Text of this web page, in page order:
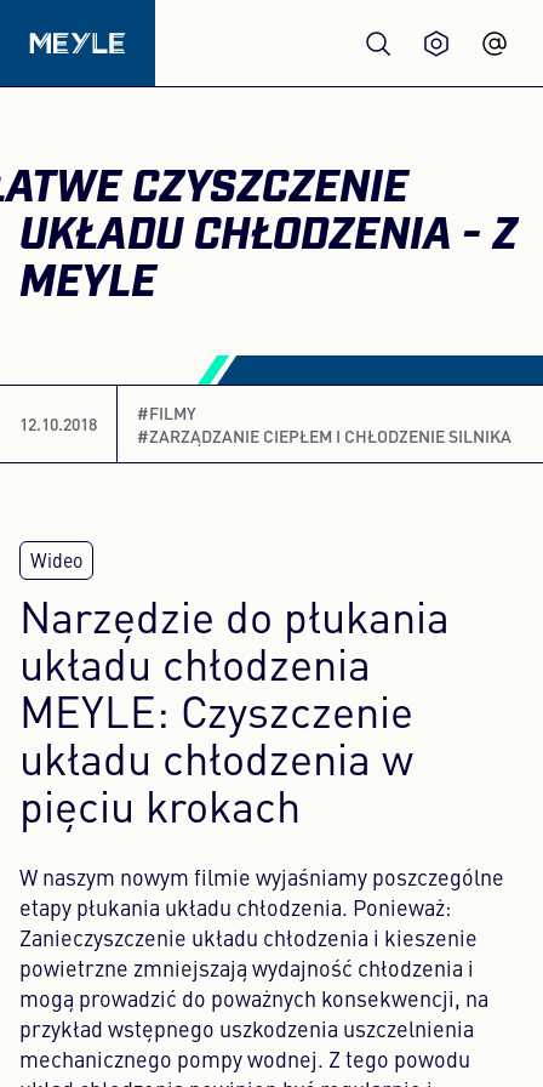
jakość
Warsztaty
Dystrybutorzy
O nas
Content Hub
Prasa
Kariera
Newsletter
Język: Polski
CZYSZCZENIE
UKŁADU CHŁODZENIA - Z
MEYLE
12.10.2018
#FILMY
#ZARZĄDZANIE CIEPŁEM I CHŁODZENIE SILNIKA
Narzędzie do płukania
układu chłodzenia
MEYLE: Czyszczenie
układu chłodzenia w
pięciu krokach
W naszym nowym filmie wyjaśniamy poszczególne
etapy płukania układu chłodzenia. Ponieważ:
Zanieczyszczenie układu chłodzenia i kieszenie
powietrzne zmniejszają wydajność chłodzenia i
mogą prowadzić do poważnych konsekwencji, na
przykład wstępnego uszkodzenia uszczelnienia
mechanicznego pompy wodnej. Z tego powodu